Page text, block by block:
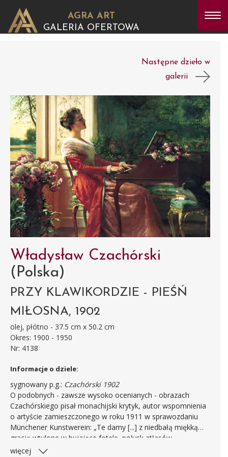
AGRA ART
GALERIA OFERTOWA
Następne dzieło w
galerii
Władysław Czachórski
(Polska)
PRZY KLAWIKORDZIE - PIEŚŃ
MIŁOSNA, 1902
olej, płótno - 37.5 cm x 50.2 cm
Okres: 1900 - 1950
Nr: 4138
Informacje o dziele:
sygnowany p.g.: Czachórski 1902
O podobnych - zawsze wysoko ocenianych - obrazach
Czachórskiego pisał monachijski krytyk, autor wspomnienia
o artyście zamieszczonego w roku 1911 w sprawozdaniu
Münchener Kunstwerein: „Te damy [...] z niedbałą miękką
gracją wtulone w bujające fotele, połysk atłasów,
prawdziwe koronki i tkane złotem brokaty ich sukien,
więcej